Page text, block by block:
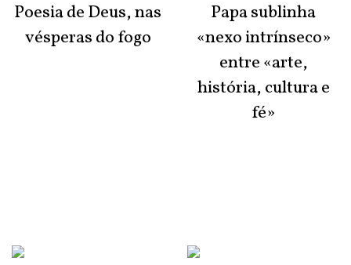
Poesia de Deus, nas
vésperas do fogo
Papa sublinha
«nexo intrínseco»
entre «arte,
história, cultura e
fé»